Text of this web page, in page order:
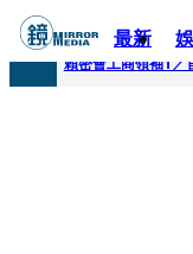
最新
快訊
賴密會工商領袖1／